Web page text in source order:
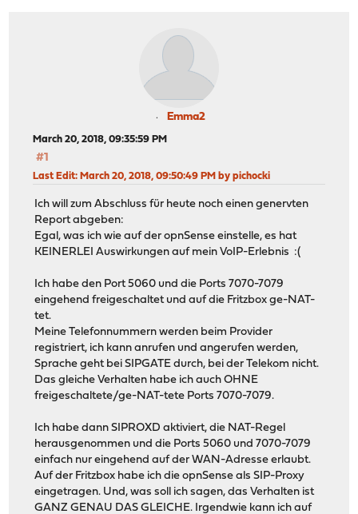
Emma2
March 20, 2018, 09:35:59 PM
#1
Last Edit: March 20, 2018, 09:50:49 PM by pichocki
Ich will zum Abschluss für heute noch einen genervten
Report abgeben:
Egal, was ich wie auf der opnSense einstelle, es hat
KEINERLEI Auswirkungen auf mein VoIP-Erlebnis :(
Ich habe den Port 5060 und die Ports 7070-7079
eingehend freigeschaltet und auf die Fritzbox ge-NAT-
tet.
Meine Telefonnummern werden beim Provider
registriert, ich kann anrufen und angerufen werden,
Sprache geht bei SIPGATE durch, bei der Telekom nicht.
Das gleiche Verhalten habe ich auch OHNE
freigeschaltete/ge-NAT-tete Ports 7070-7079.
Ich habe dann SIPROXD aktiviert, die NAT-Regel
herausgenommen und die Ports 5060 und 7070-7079
einfach nur eingehend auf der WAN-Adresse erlaubt.
Auf der Fritzbox habe ich die opnSense als SIP-Proxy
eingetragen. Und, was soll ich sagen, das Verhalten ist
GANZ GENAU DAS GLEICHE. Irgendwie kann ich auf